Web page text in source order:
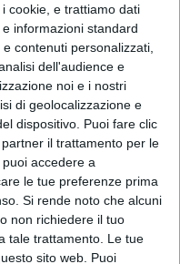
cookie, e trattiamo dati
informazioni standard
contenuti personalizzati,
dell'audience e
noi e i nostri
di geolocalizzazione e
dispositivo. Puoi fare clic
il trattamento per le
accedere a
le tue preferenze prima
Si rende noto che alcuni
non richiedere il tuo
tale trattamento. Le tue
sito web. Puoi
stanno procedendo in
l'assessore comunale
della segnalazione
di minoranza, a
sul posto.
mentre i lavori
rende giustizia a chi si
dei fatti. Così come
sono in corso le
asfaltato il piazzale
all'ingresso, si sta